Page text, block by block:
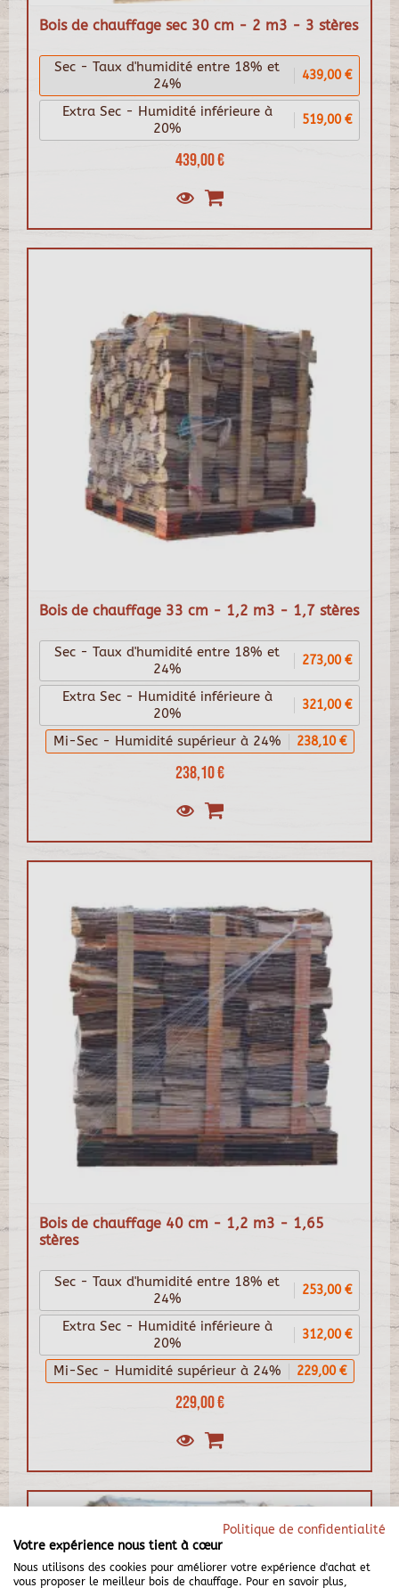
Bois de chauffage sec 30 cm - 2 m3 - 3 stères
439,00 €
Sec - Taux d'humidité entre 18% et
24%
439,00 €
Extra Sec - Humidité inférieure à
20%
519,00 €
Bois de chauffage 33 cm - 1,2 m3 - 1,7 stères
238,10 €
Sec - Taux d'humidité entre 18% et
24%
273,00 €
Extra Sec - Humidité inférieure à
20%
321,00 €
Mi-Sec - Humidité supérieur à 24% 238,10 €
Bois de chauffage 40 cm - 1,2 m3 - 1,65
stères
229,00 €
Sec - Taux d'humidité entre 18% et
24%
253,00 €
Extra Sec - Humidité inférieure à
20%
312,00 €
Mi-Sec - Humidité supérieur à 24% 229,00 €
Politique de confidentialité
Votre expérience nous tient à cœur
Nous utilisons des cookies pour améliorer votre expérience d'achat et
vous proposer le meilleur bois de chauffage. Pour en savoir plus,